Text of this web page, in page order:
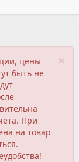
×
цены
быть не
При
на товар